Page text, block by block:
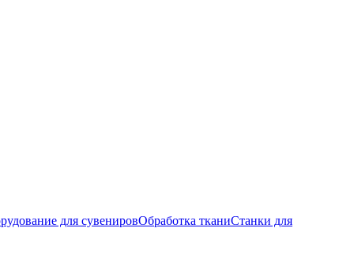
для сувенировОбработка тканиСтанки для